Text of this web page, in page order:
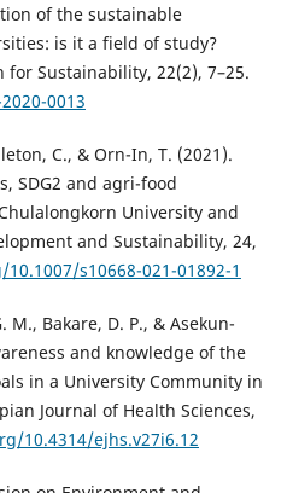
of the sustainable
is it a field of study?
for Sustainability, 22(2), 7–25.
0013
C., & Orn-In, T. (2021).
SDG2 and agri-food
University and
and Sustainability, 24,
s10668-021-01892-1
M., Bakare, D. P., & Asekun-
and knowledge of the
in a University Community in
Journal of Health Sciences,
10.4314/ejhs.v27i6.12